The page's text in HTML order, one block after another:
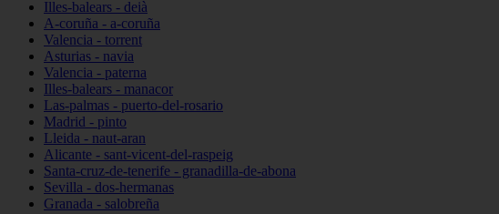
Illes-balears - deià
A-coruña - a-coruña
Valencia - torrent
Asturias - navia
Valencia - paterna
Illes-balears - manacor
Las-palmas - puerto-del-rosario
Madrid - pinto
Lleida - naut-aran
Alicante - sant-vicent-del-raspeig
Santa-cruz-de-tenerife - granadilla-de-abona
Sevilla - dos-hermanas
Granada - salobreña